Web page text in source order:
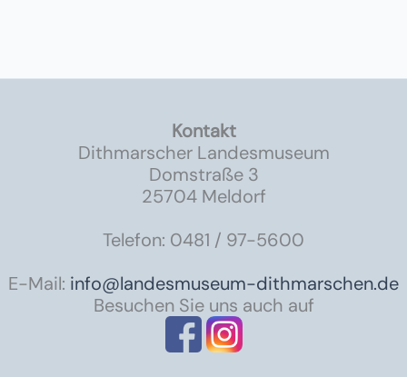
Kontakt
Dithmarscher Landesmuseum
Domstraße 3
25704 Meldorf
Telefon: 0481 / 97-5600
E-Mail: info@landesmuseum-dithmarschen.de
Besuchen Sie uns auch auf